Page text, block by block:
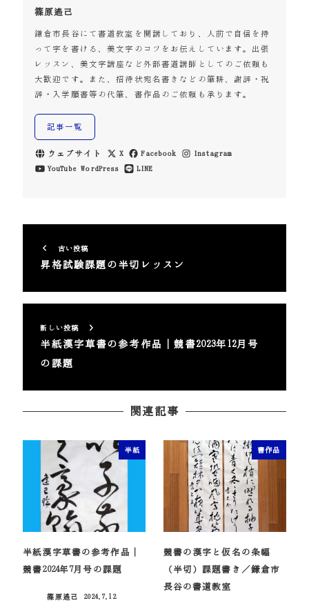
篠原遙己
鎌倉市長谷にて書道教室を開講しており、人前で自信を持
って字を書ける、美文字のコツをお伝えしています。出張
レッスン、美文字講座など外部書道講師としてのご依頼も
大歓迎です。また、招待状宛名書きなどの筆耕、謝辞・祝
辞・入学願書等の代筆、書作品のご依頼も承ります。
記事一覧
ウェブサイト X Facebook
Instagram
YouTube WordPress LINE
古い投稿
昇格試験課題の半切レッスン
新しい投稿
半紙漢字草書の参考作品｜競書2023年12月号
の課題
関連記事
半紙
半紙漢字草書の参考作品｜
競書2024年7月号の課題
篠原遙己
2024.7.12
書作品
競書の漢字と仮名の条幅
（半切）課題書き／鎌倉市
長谷の書道教室